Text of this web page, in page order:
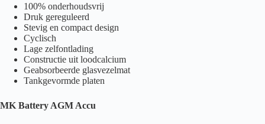
100% onderhoudsvrij
Druk gereguleerd
Stevig en compact design
Cyclisch
Lage zelfontlading
Constructie uit loodcalcium
Geabsorbeerde glasvezelmat
Tankgevormde platen
MK Battery AGM Accu